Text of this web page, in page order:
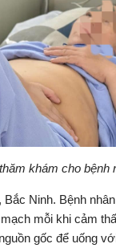
khám cho bệnh
Ninh. Bệnh
mỗi khi cảm
gốc để uống